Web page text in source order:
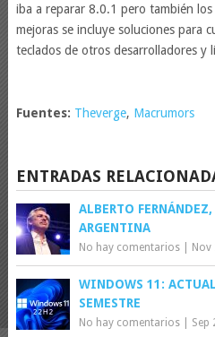
iba a reparar 8.0.1 pero también
mejoras se incluye soluciones para
teclados de otros desarrolladores y
Fuentes: Theverge, Macrumors
ENTRADAS
ALBERTO
ARGENTINA
No hay comentarios| Nov
WINDOWS 11:
SEMESTRE
No hay comentarios| Sep